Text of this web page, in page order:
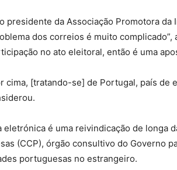
presidente da Associação Promotora
dos correios é muito
no ato eleitoral, então é uma
cima, [tratando-se] de Portugal, país
eletrónica é uma reivindicação de longa
(CCP), órgão consultivo do Governo
portuguesas no estrangeiro.